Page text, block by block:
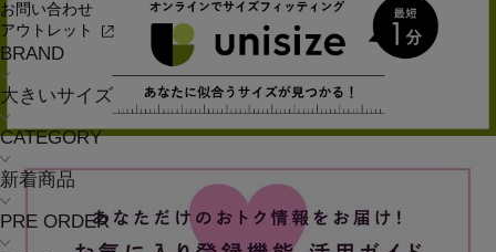
お問い合わせ
アウトレット
BRAND
大きいサイズ
CATEGORY
新着商品
PRE ORDER